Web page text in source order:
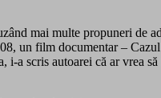
mai multe propuneri de
un film documentar –
a scris autoarei că ar vrea